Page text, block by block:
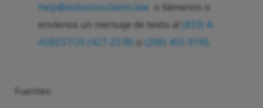
help@asbestosclaims.law o llámenos o
envíenos un mensaje de texto al (833) 4-
ASBESTOS (427-2378)
(206) 455-9190
Fuentes: